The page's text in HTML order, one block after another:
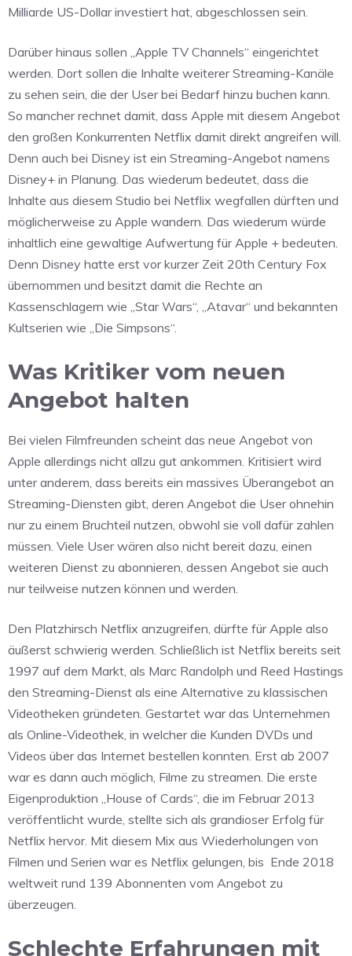
Milliarde US-Dollar investiert hat, abgeschlossen sein.
Darüber hinaus sollen „Apple TV Channels“ eingerichtet
werden. Dort sollen die Inhalte weiterer Streaming-Kanäle
zu sehen sein, die der User bei Bedarf hinzu buchen kann.
So mancher rechnet damit, dass Apple mit diesem Angebot
den großen Konkurrenten Netflix damit direkt angreifen will.
Denn auch bei Disney ist ein Streaming-Angebot namens
Disney+ in Planung. Das wiederum bedeutet, dass die
Inhalte aus diesem Studio bei Netflix wegfallen dürften und
möglicherweise zu Apple wandern. Das wiederum würde
inhaltlich eine gewaltige Aufwertung für Apple + bedeuten.
Denn Disney hatte erst vor kurzer Zeit 20th Century Fox
übernommen und besitzt damit die Rechte an
Kassenschlagern wie „Star Wars“, „Atavar“ und bekannten
Kultserien wie „Die Simpsons“.
Was Kritiker vom neuen
Angebot halten
Bei vielen Filmfreunden scheint das neue Angebot von
Apple allerdings nicht allzu gut ankommen. Kritisiert wird
unter anderem, dass bereits ein massives Überangebot an
Streaming-Diensten gibt, deren Angebot die User ohnehin
nur zu einem Bruchteil nutzen, obwohl sie voll dafür zahlen
müssen. Viele User wären also nicht bereit dazu, einen
weiteren Dienst zu abonnieren, dessen Angebot sie auch
nur teilweise nutzen können und werden.
Den Platzhirsch Netflix anzugreifen, dürfte für Apple also
äußerst schwierig werden. Schließlich ist Netflix bereits seit
1997 auf dem Markt, als Marc Randolph und Reed Hastings
den Streaming-Dienst als eine Alternative zu klassischen
Videotheken gründeten. Gestartet war das Unternehmen
als Online-Videothek, in welcher die Kunden DVDs und
Videos über das Internet bestellen konnten. Erst ab 2007
war es dann auch möglich, Filme zu streamen. Die erste
Eigenproduktion „House of Cards“, die im Februar 2013
veröffentlicht wurde, stellte sich als grandioser Erfolg für
Netflix hervor. Mit diesem Mix aus Wiederholungen von
Filmen und Serien war es Netflix gelungen, bis Ende 2018
weltweit rund 139 Abonnenten vom Angebot zu
überzeugen.
Schlechte Erfahrungen mit